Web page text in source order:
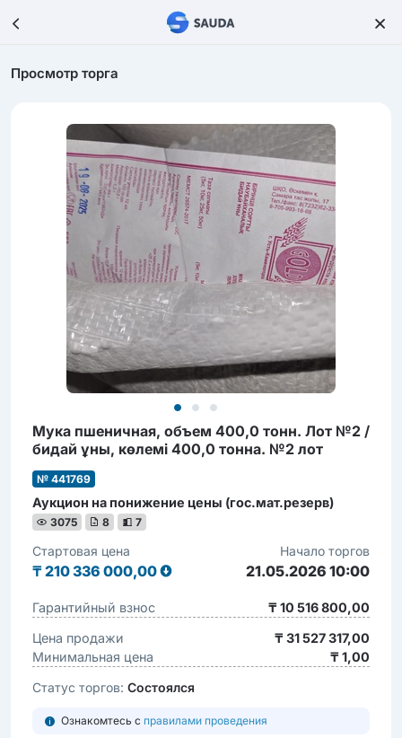
Просмотр торга
Мука пшеничная, объем 400,0 тонн. Лот №2 /
бидай ұны, көлемі 400,0 тонна. №2 лот
№ 441769
Аукцион на понижение цены (гос.мат.резерв)
3075 8 7
Стартовая цена
₸ 210 336 000,00
Начало торгов
21.05.2026 10:00
Гарантийный взнос
₸ 10 516 800,00
Цена продажи
₸ 31 527 317,00
Минимальная цена
₸ 1,00
Статус торгов: Состоялся
Ознакомтесь с правилами проведения